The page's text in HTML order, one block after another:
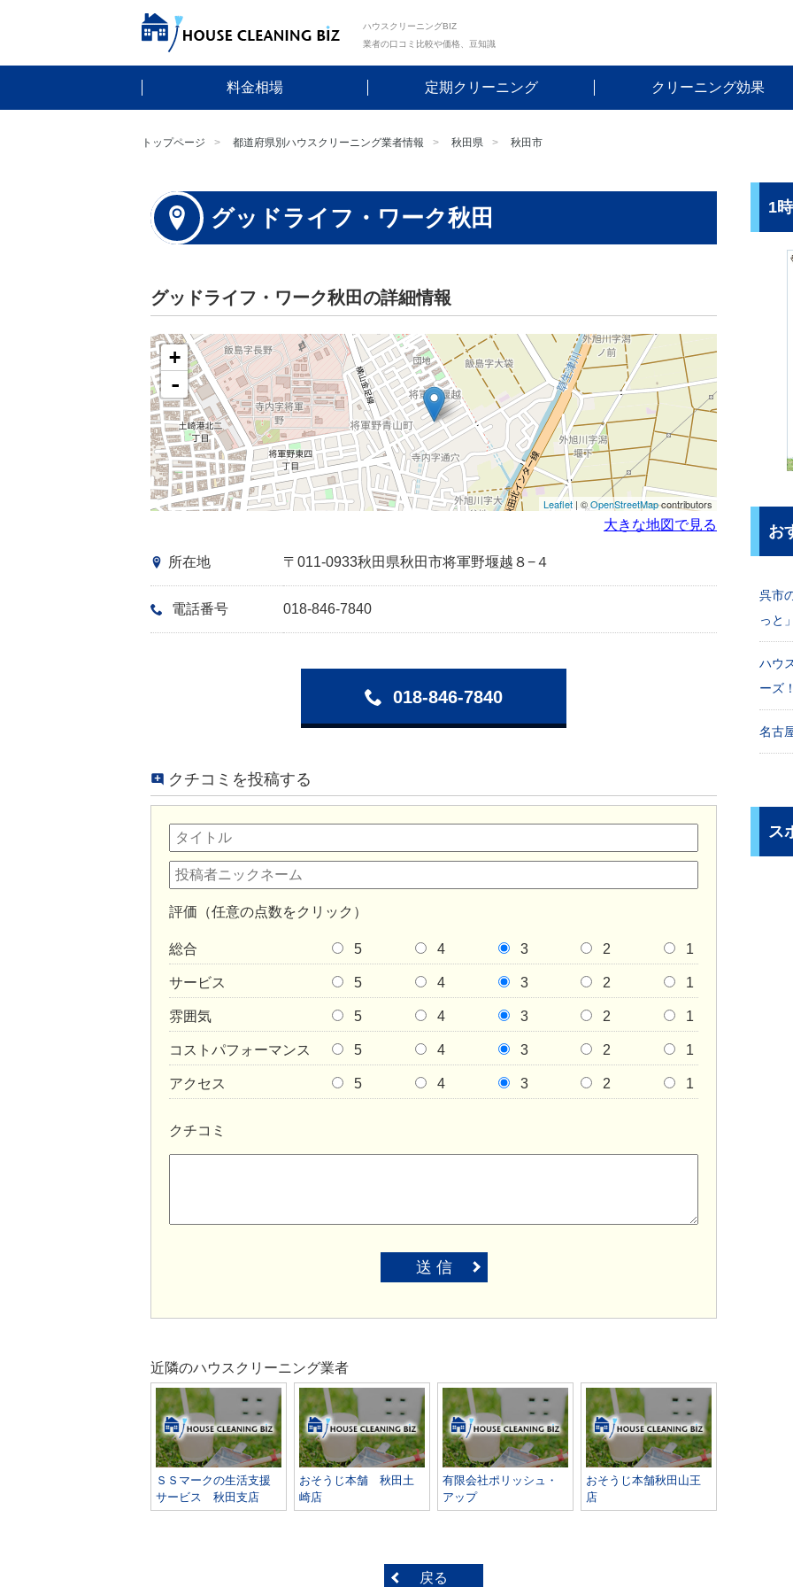
ハウスクリーニングBIZ
業者の口コミ比較や価格、豆知識
料金相場 定期クリーニング クリーニング効果
トップページ 都道府県別ハウスクリーニング業者情報 秋田県 秋田市
グッドライフ・ワーク秋田
グッドライフ・ワーク秋田の詳細情報
+
-
Leaflet | ©OpenStreetMapcontributors
大きな地図で見る
所在地 〒011-0933秋田県秋田市将軍野堰越８−４
電話番号 018-846-7840
018-846-7840
クチコミを投稿する
評価（任意の点数をクリック）
総合 5 4 3 2 1
サービス 5 4 3 2 1
雰囲気 5 4 3 2 1
コストパフォーマンス 5 4 3 2 1
アクセス 5 4 3 2 1
クチコミ
送 信
近隣のハウスクリーニング業者
ＳＳマークの生活支援
サービス 秋田支店
おそうじ本舗 秋田土
崎店
有限会社ポリッシュ・
アップ
おそうじ本舗秋田山王
店
戻る
1
お
呉市
っと」
ハウ
ーズ！
名古
ス